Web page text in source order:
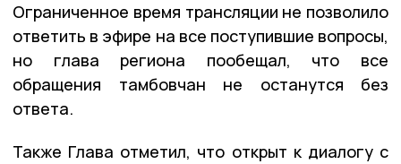
Ограниченное время трансляции не позволило
ответить в эфире на все поступившие вопросы,
но глава региона пообещал, что все
обращения тамбовчан не останутся без
ответа.
Также Глава отметил, что открыт к диалогу с